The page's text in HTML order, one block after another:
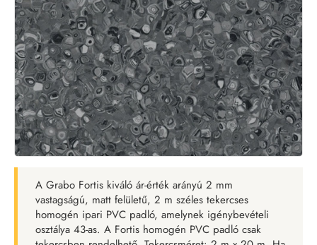
A Grabo Fortis kiváló ár-érték arányú 2 mm
vastagságú, matt felületű, 2 m széles tekercses
homogén ipari PVC padló, amelynek igénybevételi
osztálya 43-as. A Fortis homogén PVC padló csak